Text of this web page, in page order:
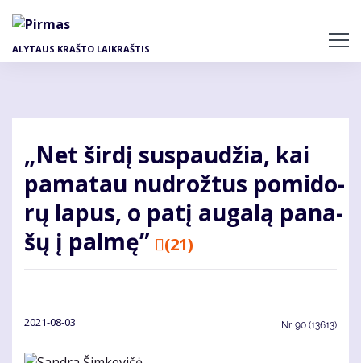
pagrindinį
ALYTAUS KRAŠTO LAIKRAŠTIS
„Net šir­dį su­spau­džia, kai
pa­ma­tau nu­drož­tus po­mi­do­
rų la­pus, o pa­tį au­ga­lą pa­na­
šų į pal­mę”
(21)
2021-08-03 Nr. 90 (13613)